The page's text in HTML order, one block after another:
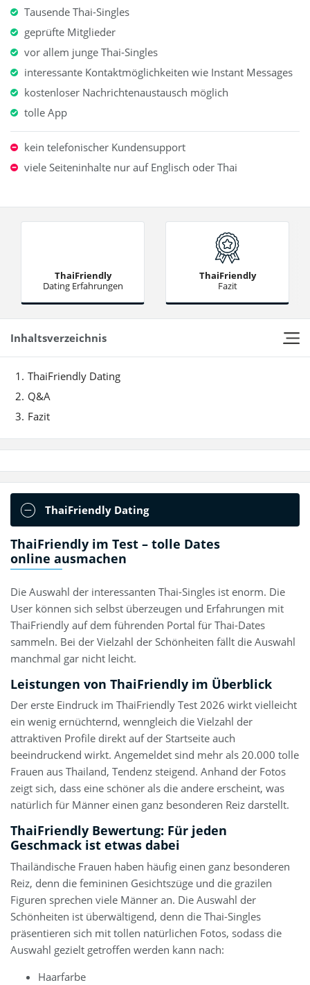
Tausende Thai-Singles
geprüfte Mitglieder
vor allem junge Thai-Singles
interessante Kontaktmöglichkeiten wie Instant Messages
kostenloser Nachrichtenaustausch möglich
tolle App
kein telefonischer Kundensupport
viele Seiteninhalte nur auf Englisch oder Thai
ThaiFriendly
Dating Erfahrungen
ThaiFriendly
Fazit
Inhaltsverzeichnis
ThaiFriendly Dating
Q&A
Fazit
ThaiFriendly Dating
ThaiFriendly im Test – tolle Dates
online ausmachen
Die Auswahl der interessanten Thai-Singles ist enorm. Die
User können sich selbst überzeugen und Erfahrungen mit
ThaiFriendly auf dem führenden Portal für Thai-Dates
sammeln. Bei der Vielzahl der Schönheiten fällt die Auswahl
manchmal gar nicht leicht.
Leistungen von ThaiFriendly im Überblick
Der erste Eindruck im ThaiFriendly Test 2026 wirkt vielleicht
ein wenig ernüchternd, wenngleich die Vielzahl der
attraktiven Profile direkt auf der Startseite auch
beeindruckend wirkt. Angemeldet sind mehr als 20.000 tolle
Frauen aus Thailand, Tendenz steigend. Anhand der Fotos
zeigt sich, dass eine schöner als die andere erscheint, was
natürlich für Männer einen ganz besonderen Reiz darstellt.
ThaiFriendly Bewertung: Für jeden
Geschmack ist etwas dabei
Thailändische Frauen haben häufig einen ganz besonderen
Reiz, denn die femininen Gesichtszüge und die grazilen
Figuren sprechen viele Männer an. Die Auswahl der
Schönheiten ist überwältigend, denn die Thai-Singles
präsentieren sich mit tollen natürlichen Fotos, sodass die
Auswahl gezielt getroffen werden kann nach:
Haarfarbe